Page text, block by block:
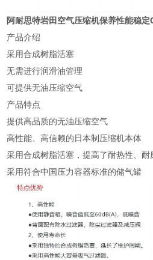
阿耐思特岩田空气压缩机保养性能稳定
产品介绍
采用合成树脂活塞
无需进行润滑油管理
可提供无油压缩空气
产品特点
提供高品质的无油压缩空气
高性能、高信赖的日本制压缩机本体
采用合成树脂活塞，提高了耐热性、耐
采用符合中国压力容器标准的储气罐